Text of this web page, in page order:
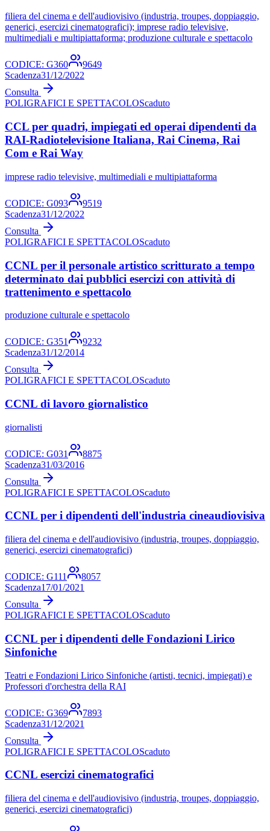
filiera del cinema e dell'audiovisivo (industria, troupes, doppiaggio,
generici, esercizi cinematografici); imprese radio televisive,
multimediali e multipiattaforma; produzione culturale e spettacolo
CODICE: G360
9649
Scadenza31/12/2022
Consulta
POLIGRAFICI E SPETTACOLOScaduto
CCL per quadri, impiegati ed operai dipendenti da
RAI-Radiotelevisione Italiana, Rai Cinema, Rai
Com e Rai Way
imprese radio televisive, multimediali e multipiattaforma
CODICE: G093
9519
Scadenza31/12/2022
Consulta
POLIGRAFICI E SPETTACOLOScaduto
CCNL per il personale artistico scritturato a tempo
determinato dai pubblici esercizi con attività di
trattenimento e spettacolo
produzione culturale e spettacolo
CODICE: G351
9232
Scadenza31/12/2014
Consulta
POLIGRAFICI E SPETTACOLOScaduto
CCNL di lavoro giornalistico
giornalisti
CODICE: G031
8875
Scadenza31/03/2016
Consulta
POLIGRAFICI E SPETTACOLOScaduto
CCNL per i dipendenti dell'industria cineaudiovisiva
filiera del cinema e dell'audiovisivo (industria, troupes, doppiaggio,
generici, esercizi cinematografici)
CODICE: G111
8057
Scadenza17/01/2021
Consulta
POLIGRAFICI E SPETTACOLOScaduto
CCNL per i dipendenti delle Fondazioni Lirico
Sinfoniche
Teatri e Fondazioni Lirico Sinfoniche (artisti, tecnici, impiegati) e
Professori d'orchestra della RAI
CODICE: G369
7893
Scadenza31/12/2021
Consulta
POLIGRAFICI E SPETTACOLOScaduto
CCNL esercizi cinematografici
filiera del cinema e dell'audiovisivo (industria, troupes, doppiaggio,
generici, esercizi cinematografici)